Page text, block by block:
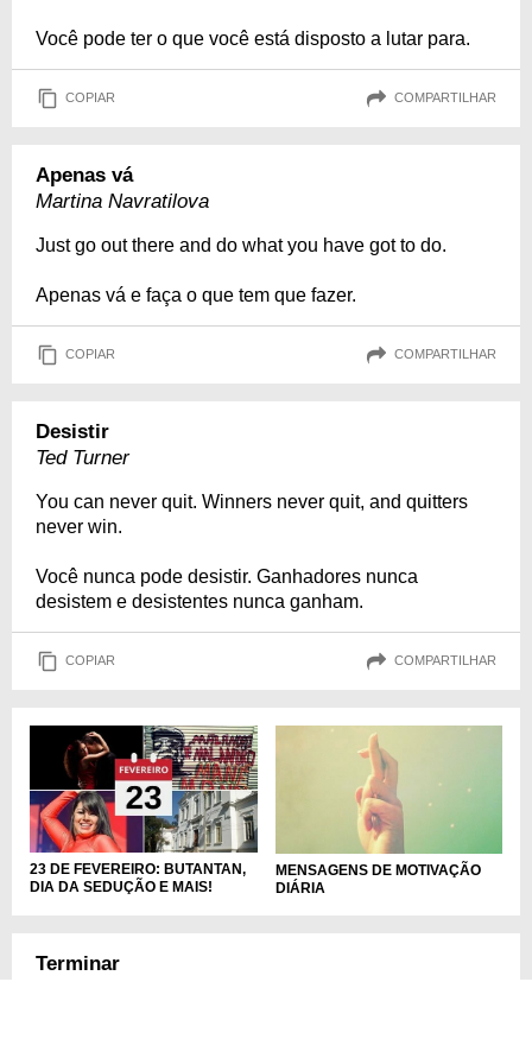
Você pode ter o que você está disposto a lutar para.
COPIAR COMPARTILHAR
Apenas vá
Martina Navratilova
Just go out there and do what you have got to do.
Apenas vá e faça o que tem que fazer.
COPIAR COMPARTILHAR
Desistir
Ted Turner
You can never quit. Winners never quit, and quitters
never win.
Você nunca pode desistir. Ganhadores nunca
desistem e desistentes nunca ganham.
COPIAR COMPARTILHAR
23 DE FEVEREIRO: BUTANTAN,
DIA DA SEDUÇÃO E MAIS!
MENSAGENS DE MOTIVAÇÃO
DIÁRIA
Terminar